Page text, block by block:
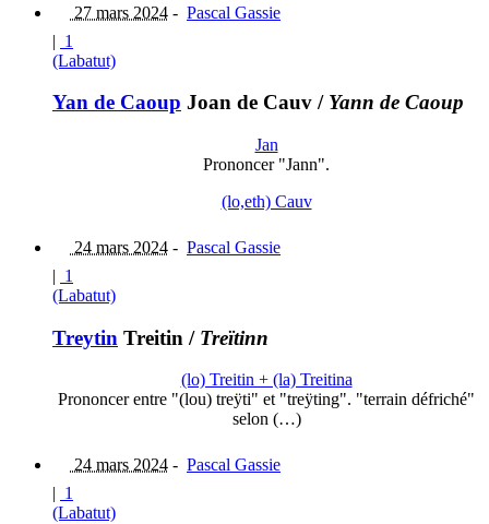
27 mars 2024 - Pascal Gassie
| 1
(Labatut)
Yan de Caoup Joan de Cauv / Yann de Caoup
Jan
Prononcer "Jann".
(lo,eth) Cauv
24 mars 2024 - Pascal Gassie
| 1
(Labatut)
Treytin Treitin / Treïtinn
(lo) Treitin + (la) Treitina
Prononcer entre "(lou) treÿti" et "treÿting". "terrain défriché"
selon (…)
24 mars 2024 - Pascal Gassie
| 1
(Labatut)